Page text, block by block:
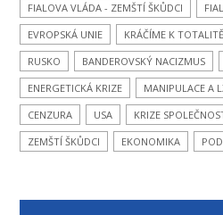
FIALOVA VLÁDA - ZEMŠTÍ ŠKŮDCI
EVROPSKÁ UNIE
KRÁČÍME K TOTALITĚ
RUSKO
BANDEROVSKÝ NACIZMUS
ENERGETICKÁ KRIZE
MANIPULACE A
CENZURA
USA KRIZE
ZEMŠTÍ ŠKŮDCI
EKONOMIKA